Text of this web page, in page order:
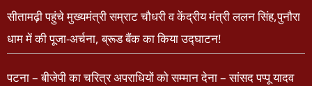
सीतामढ़ी पहुंचे मुख्यमंत्री सम्राट चौधरी व केंद्रीय मंत्री ललन सिंह,पुनौरा
धाम में की पूजा-अर्चना, ब्रूड बैंक का किया उद्घाटन!
पटना – बीजेपी का चरित्र अपराधियों को सम्मान देना – सांसद पप्पू यादव